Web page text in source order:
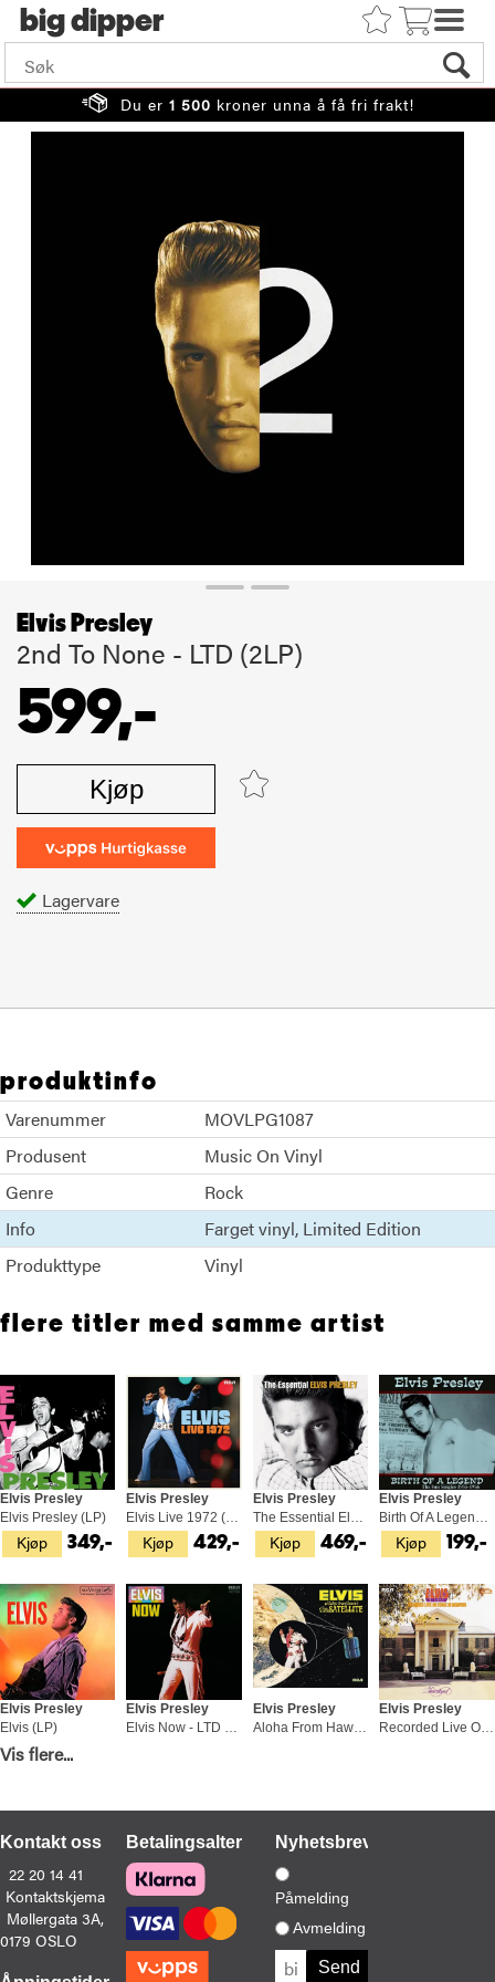
big
Du er 1 500 kroner unna å få fri frakt!
Elvis Presley
2nd To None - LTD (2LP)
599,-
Kjøp
Lagervare
produktinfo
Varenummer
MOVLPG1087
Produsent
Music On Vinyl
Genre
Rock
Info
Farget vinyl Limited Edition
Produkttype
Vinyl
flere titler med samme artist
Kjøp
Elvis Presley
Elvis Presley (LP)
349,- Kjøp
Elvis Presley
Elvis Live 1972 (2LP)
429,- Kjøp
Elvis Presley
The Essential Elvis Presley (2LP)
469,- Kjøp
Elvis Presley
Birth Of A Legend... (LP)
199,-
Kjøp
Elvis Presley
Elvis (LP)
479,-
Elvis Presley
Elvis Presley
Aloha From Hawaii…Legacy Edition (2CD)
Elvis Presley
Elvis Presley
On Stage (LP)
Kjøp
Elvis Presley
Merry Christmas Baby (LP)
429,- Kjøp
Elvis Presley
Original Album Classics 2 (5CD)
279,-
Vis flere...
Kontakt oss
22 20 14 41
Kontaktskjema
Møllergata 3A,
0179 OSLO
BetalingsalternativerNyhetsbrev
Påmelding
Avmelding